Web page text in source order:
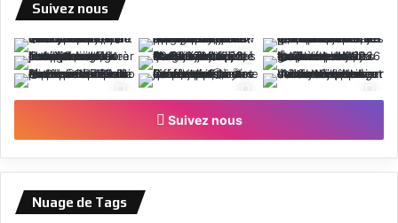
Suivez nous
Suivez nous
Nuage de Tags